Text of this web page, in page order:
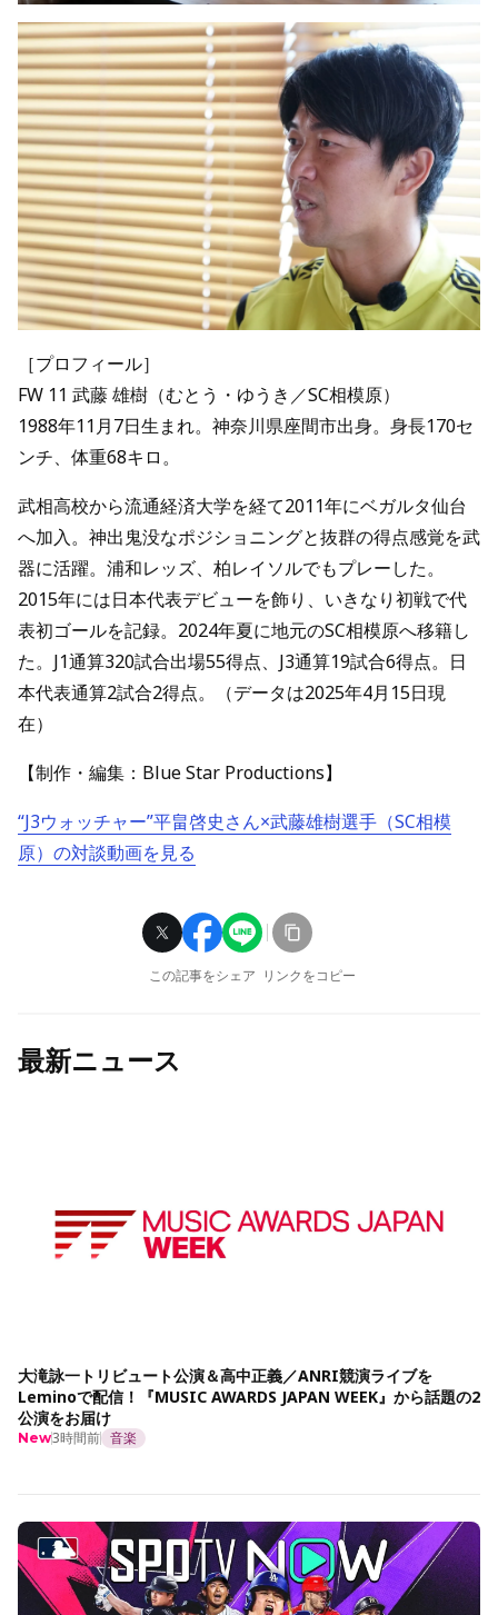
［プロフィール］
FW 11 武藤 雄樹（むとう・ゆうき／SC相模原）
1988年11月7日生まれ。神奈川県座間市出身。身長170セ
ンチ、体重68キロ。
武相高校から流通経済大学を経て2011年にベガルタ仙台
へ加入。神出鬼没なポジショニングと抜群の得点感覚を武
器に活躍。浦和レッズ、柏レイソルでもプレーした。
2015年には日本代表デビューを飾り、いきなり初戦で代
表初ゴールを記録。2024年夏に地元のSC相模原へ移籍し
た。J1通算320試合出場55得点、J3通算19試合6得点。日
本代表通算2試合2得点。（データは2025年4月15日現
在）
【制作・編集：Blue Star Productions】
“J3ウォッチャー”平畠啓史さん×武藤雄樹選手（SC相模
原）の対談動画を見る
この記事をシェア リンクをコピー
最新ニュース
大滝詠一トリビュート公演＆高中正義／ANRI競演ライブを
Leminoで配信！『MUSIC AWARDS JAPAN WEEK』から話題の2
公演をお届け
New3時間前 音楽